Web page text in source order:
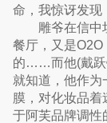
命，我惊讶发现
雕爷在信中
餐厅，又是
的……而他(戴跃
就知道，他作为
膜，对化妆品
于阿芙品牌调